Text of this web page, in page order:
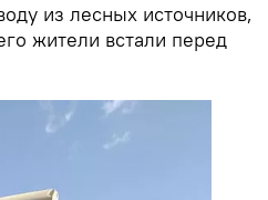
из лесных источников,
жители встали перед